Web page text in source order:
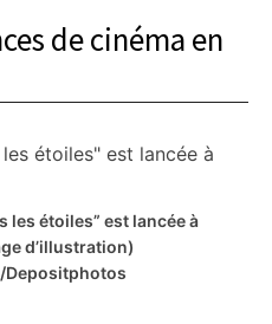
de cinéma en
les étoiles” est lancée à
d’illustration)